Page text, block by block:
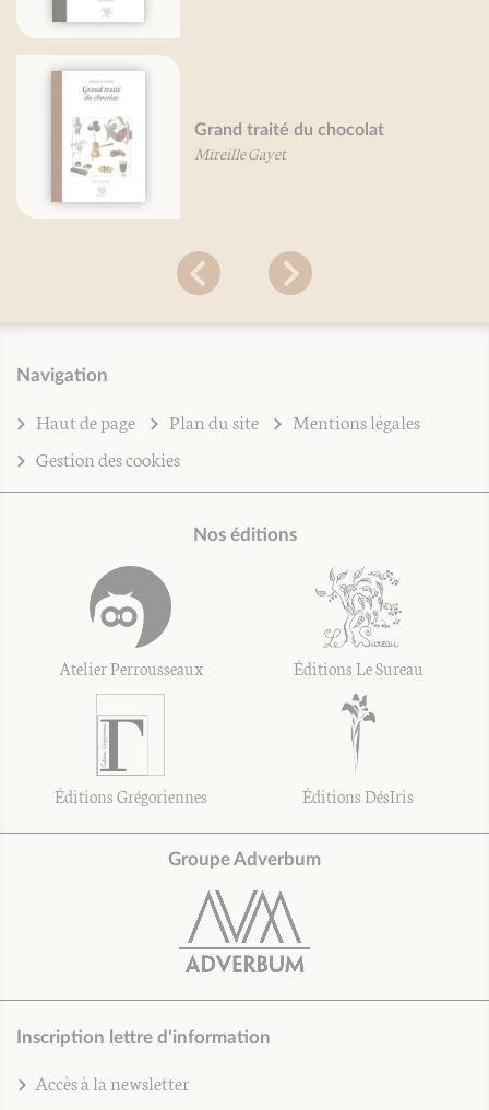
Grand traité des cucurbitacées
Mireille Gayet
Navigation
Haut de page Plan du site
Mentions légales
Gestion des cookies
Nos éditions
Atelier Perrousseaux Éditions Le Sureau
Éditions Grégoriennes Éditions DésIris
Groupe Adverbum
Inscription lettre d'information
Accès à la newsletter